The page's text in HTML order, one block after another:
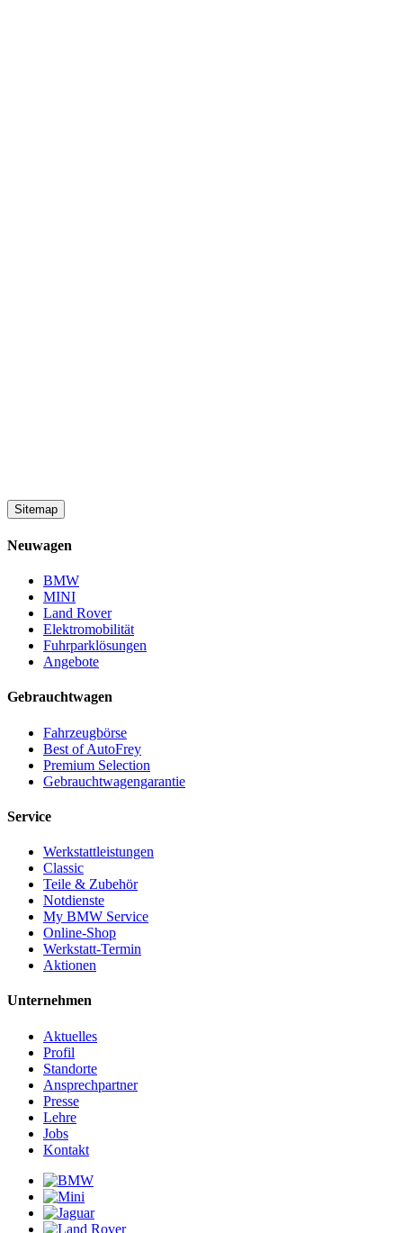
Sitemap
Neuwagen
BMW
MINI
Land Rover
Elektromobilität
Fuhrparklösungen
Angebote
Gebrauchtwagen
Fahrzeugbörse
Best of AutoFrey
Premium Selection
Gebrauchtwagengarantie
Service
Werkstattleistungen
Classic
Teile & Zubehör
Notdienste
My BMW Service
Online-Shop
Werkstatt-Termin
Aktionen
Unternehmen
Aktuelles
Profil
Standorte
Ansprechpartner
Presse
Lehre
Jobs
Kontakt